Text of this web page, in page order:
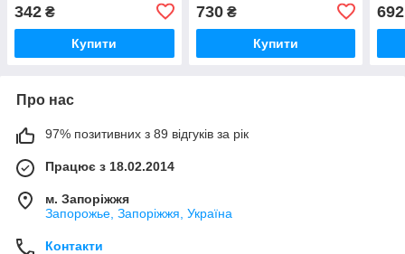
342 ₴
Купити
730₴
Купити
692
Про нас
97% позитивних з 89 відгуків за рік
Працює з 18.02.2014
м. Запоріжжя
Запорожье, Запоріжжя, Україна
Контакти